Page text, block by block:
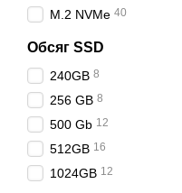
M.2 NVMe 40
Обсяг SSD
240GB 8
256 GB 8
500 Gb 12
512GB 16
1024GB 12